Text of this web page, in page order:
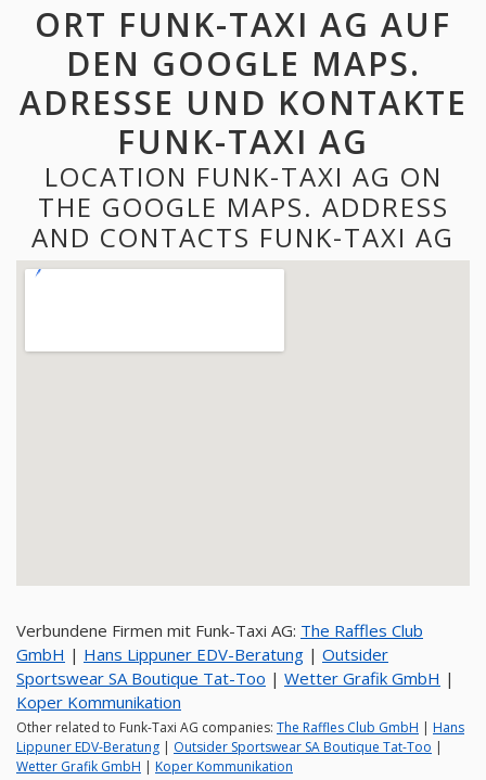
ORT FUNK-TAXI AG AUF
DEN GOOGLE MAPS.
ADRESSE UND KONTAKTE
FUNK-TAXI AG
LOCATION FUNK-TAXI AG ON
THE GOOGLE MAPS. ADDRESS
AND CONTACTS FUNK-TAXI AG
Verbundene Firmen mit Funk-Taxi AG: The Raffles Club
GmbH | Hans Lippuner EDV-Beratung | Outsider
Sportswear SA Boutique Tat-Too | Wetter Grafik GmbH |
Koper Kommunikation
Other related to Funk-Taxi AG companies: The Raffles Club GmbH | Hans
Lippuner EDV-Beratung | Outsider Sportswear SA Boutique Tat-Too |
Wetter Grafik GmbH | Koper Kommunikation